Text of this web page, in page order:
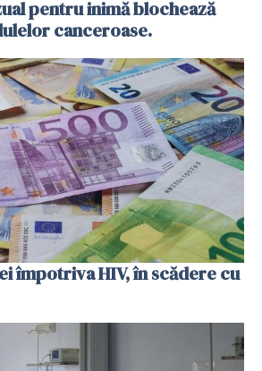
pentru inimă blochează
canceroase.
împotriva HIV, în scădere cu